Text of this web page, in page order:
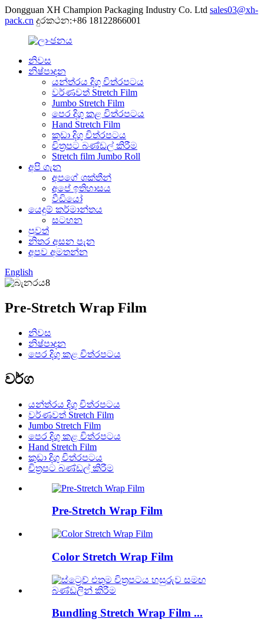
Dongguan XH Champion Packaging Industry Co. Ltd sales03@xh-
pack.cn දුරකථන:+86 18122866001
නිවස
නිෂ්පාදන
යන්ත්රය දිගු චිත්රපටය
වර්ණවත් Stretch Film
Jumbo Stretch Film
පෙර දිගු කළ චිත්රපටය
Hand Stretch Film
කුඩා දිගු චිත්රපටය
චිත්‍රපට බණ්ඩල් කිරීම
Stretch film Jumbo Roll
අපි ගැන
අපගේ ශක්තීන්
අපේ ඉතිහාසය
වීඩියෝ
යෙදුම් කර්මාන්තය
සටහන
පුවත්
නිතර අසන පැන
අපව අමතන්න
English
Pre-Stretch Wrap Film
නිවස
නිෂ්පාදන
පෙර දිගු කළ චිත්රපටය
වර්ග
යන්ත්රය දිගු චිත්රපටය
වර්ණවත් Stretch Film
Jumbo Stretch Film
පෙර දිගු කළ චිත්රපටය
Hand Stretch Film
කුඩා දිගු චිත්රපටය
චිත්‍රපට බණ්ඩල් කිරීම
Pre-Stretch Wrap Film
Color Stretch Wrap Film
Bundling Stretch Wrap Film ...